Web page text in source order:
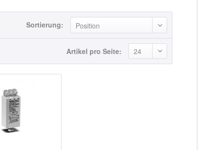
Sortierung:
Artikel pro Seite: